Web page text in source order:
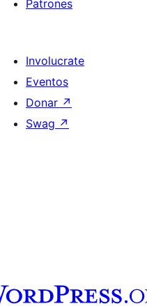
Patrones
Involucrate
Eventos
Donar ↗
Swag ↗